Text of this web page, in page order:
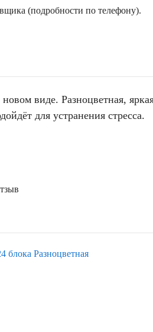
(подробности по телефону).
виде. Разноцветная,
для устранения стресса.